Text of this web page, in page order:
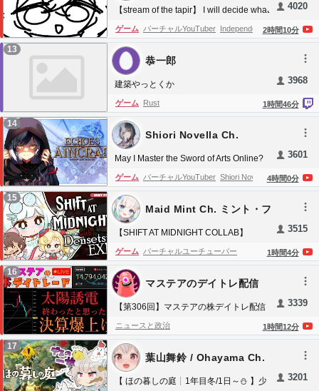
カウント 警報 被災 被災者 救援 戦争
ルタイム 地震速報 パンデミック 緊急事態
宣言 異常震域 震源
圏 相模湾
伊半島 大阪湾 紀伊水道 豊後水道 伊方 阪
神淡路 阿蘇山 浅間山 伊豆諸島
三宅島
東南海地震
天気予報 Jアラート 国民保護法 ニューヨー
ク newyork
イブ 線状降水帯
アメッシュ 豪雨ライブ ウェザーニュース
weathernews 平塚ST6
news_ntv latest news live ライブ まとめ
日本テレビ 日本 Japan Tokyo NTV 報道
@ntv_news
【stream of the tapir】 I will decide what
to do!
2時間10分
4020
ゲーム バーチャルYouTuber Independents
13
建築やっとくか
恭一郎
1時間46分
3968
ゲーム Rust
14
May I Master the Sword of Arts Online?
【Echoes of Aincrad】 ❗SPOILERS
Shiori Novella Ch.
4時間0分
3601
ゲーム バーチャルYouTuber Shiori Novella
VTubers
Hololive Advent Clips Hololive Advent
Hololive ホロライブ
15
【SHIFT AT MIDNIGHT COLLAB】
EXECUTE PROTOCOL DENSETSU
WAGIES【Maid Mint Fantôme】
Maid Mint Ch. ミント・フ
1時間4分
3515
ゲーム バーチャルユーチューバー
ENVtuber
Virtual Youtuber EN Vtuber UNIVirtuals
Anime Virtual Anime Girl Anime Girl English
Anime Hololive
Nijisanji Niji NijiEN Pomu Pomu Rainpuff
Independents
16
【第306回】マステアの株デイトレ配信
2026 08/06
マステアのデイトレ配信
1時間12分
3339
ニュースと政治
17
【 ほの暮しの庭┊︎1年目冬/1日～⛄ 】少
葉山舞鈴 / Ohayama Ch.
3201